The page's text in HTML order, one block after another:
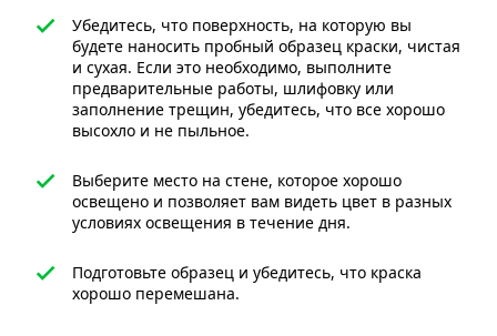
Убедитесь, что поверхность, на которую вы
будете наносить пробный образец краски, чистая
и сухая. Если это необходимо, выполните
предварительные работы, шлифовку или
заполнение трещин, убедитесь, что все хорошо
высохло и не пыльное.
Выберите место на стене, которое хорошо
освещено и позволяет вам видеть цвет в разных
условиях освещения в течение дня.
Подготовьте образец и убедитесь, что краска
хорошо перемешана.